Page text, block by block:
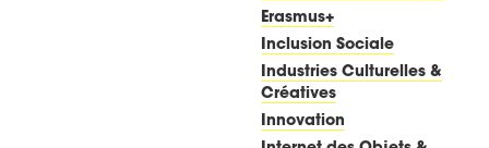
Erasmus+
Inclusion Sociale
Industries Culturelles &
Créatives
Innovation